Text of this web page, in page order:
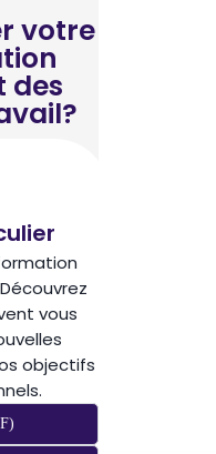
votre
des
vous
objectifs